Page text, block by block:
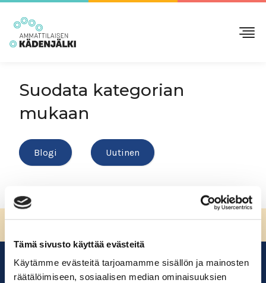
Tämä sivusto käyttää evästeitä
Käytämme evästeitä tarjoamamme sisällön ja mainosten
räätälöimiseen, sosiaalisen median ominaisuuksien
Suodata kategorian
mukaan
Blogi Uutinen